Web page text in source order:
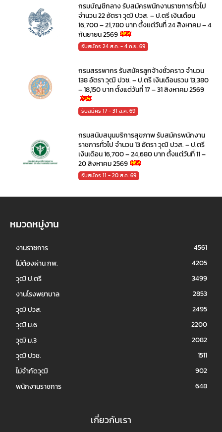
กรมบัญชีกลาง รับสมัครพนักงานราชการทั่วไป
จำนวน 22 อัตรา วุฒิ ปวส. – ป.ตรี เงินเดือน
16,700 – 21,780 บาท ตั้งแต่วันที่ 24 สิงหาคม – 4
กันยายน 2569
รับสมัคร 24 ส.ค. - 4 ก.ย. 69
กรมสรรพากร รับสมัครลูกจ้างชั่วคราว จำนวน
138 อัตรา วุฒิ ปวช. – ป.ตรี เงินเดือนรวม 13,380
– 18,150 บาท ตั้งแต่วันที่ 17 – 31 สิงหาคม 2569
รับสมัคร 17 - 31 ส.ค. 69
กรมสนับสนุนบริการสุขภาพ รับสมัครพนักงาน
ราชการทั่วไป จำนวน 13 อัตรา วุฒิ ปวส. – ป.ตรี
เงินเดือน 16,700 – 24,680 บาท ตั้งแต่วันที่ 11 –
20 สิงหาคม 2569
รับสมัคร 11 - 20 ส.ค. 69
หมวดหมู่งาน
งานราชการ
4561
ไม่ต้องผ่าน กพ.
4205
วุฒิ ป.ตรี
3499
งานโรงพยาบาล
2853
วุฒิ ปวส.
2495
วุฒิ ม.6
2200
วุฒิ ม.3
2082
วุฒิ ปวช.
1511
ไม่จำกัดวุฒิ
902
พนักงานราชการ
648
เกี่ยวกับเรา